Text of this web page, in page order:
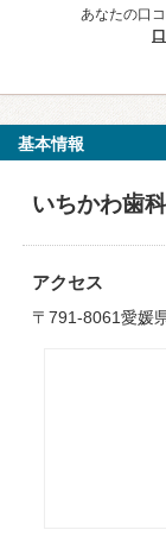
あなたの口
基本情報
いちかわ歯
アクセス
〒791-8061愛媛